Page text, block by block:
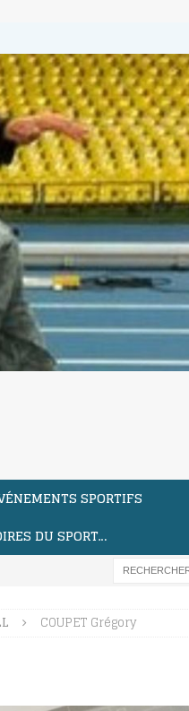
SPORTIFS
DU SPORT…
COUPET Grégory